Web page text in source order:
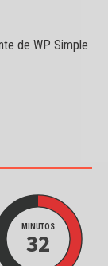
de WP Simple
MINUTOS
32